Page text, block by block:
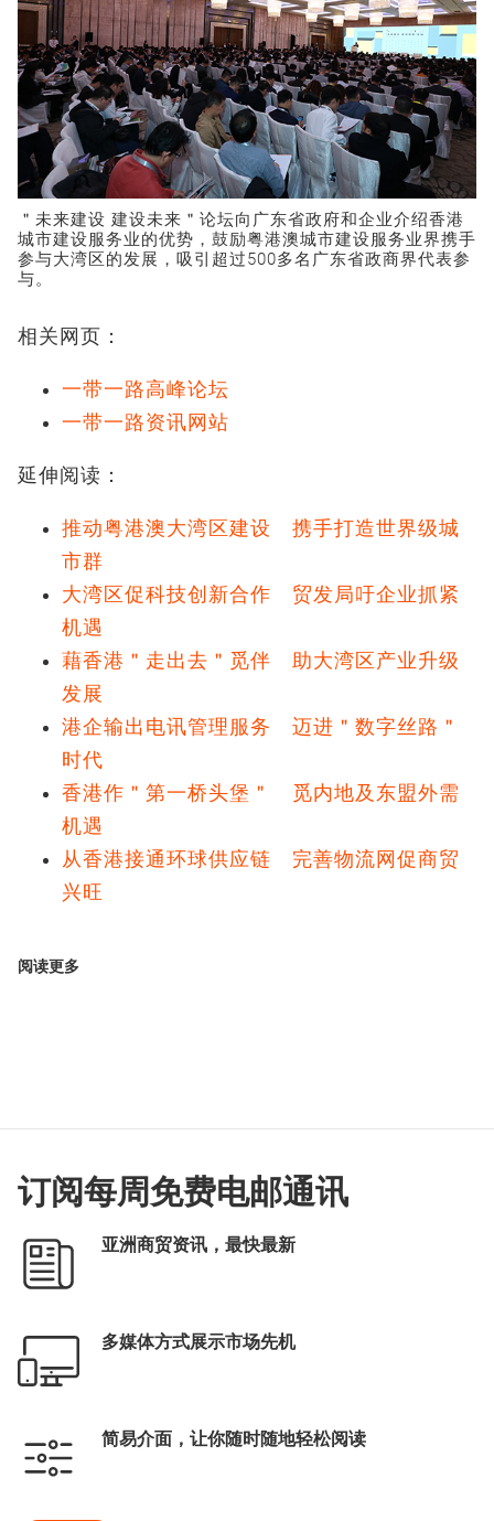
＂未来建设 建设未来＂论坛向广东省政府和企业介绍香港
城市建设服务业的优势，鼓励粤港澳城市建设服务业界携手
参与大湾区的发展，吸引超过500多名广东省政商界代表参
与。
相关网页：
一带一路高峰论坛
一带一路资讯网站
延伸阅读：
推动粤港澳大湾区建设 携手打造世界级城
市群
大湾区促科技创新合作 贸发局吁企业抓紧
机遇
藉香港＂走出去＂觅伴 助大湾区产业升级
发展
港企输出电讯管理服务 迈进＂数字丝路＂
时代
香港作＂第一桥头堡＂ 觅内地及东盟外需
机遇
从香港接通环球供应链 完善物流网促商贸
兴旺
阅读更多
订阅每周免费电邮通讯
亚洲商贸资讯，最快最新
多媒体方式展示市场先机
简易介面，让你随时随地轻松阅读